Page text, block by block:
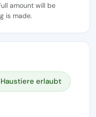
amount will be
is made.
Haustiere erlaubt